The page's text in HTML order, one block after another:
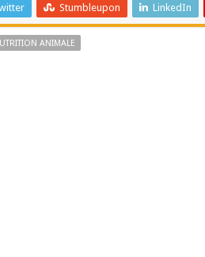
Stumbleupon LinkedIn
ANIMALE